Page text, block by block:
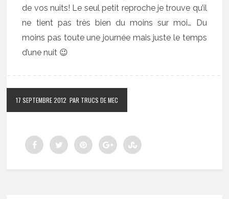
de vos nuits! Le seul petit reproche je trouve qu’il
ne tient pas très bien du moins sur moi… Du
moins pas toute une journée mais juste le temps
d’une nuit 😉
17 SEPTEMBRE 2012 PAR TRUCS DE MEC